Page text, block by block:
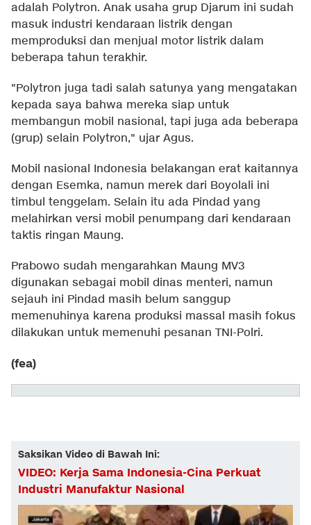
adalah Polytron. Anak usaha grup Djarum ini sudah
masuk industri kendaraan listrik dengan
memproduksi dan menjual motor listrik dalam
beberapa tahun terakhir.
"Polytron juga tadi salah satunya yang mengatakan
kepada saya bahwa mereka siap untuk
membangun mobil nasional, tapi juga ada beberapa
(grup) selain Polytron," ujar Agus.
Mobil nasional Indonesia belakangan erat kaitannya
dengan Esemka, namun merek dari Boyolali ini
timbul tenggelam. Selain itu ada Pindad yang
melahirkan versi mobil penumpang dari kendaraan
taktis ringan Maung.
Prabowo sudah mengarahkan Maung MV3
digunakan sebagai mobil dinas menteri, namun
sejauh ini Pindad masih belum sanggup
memenuhinya karena produksi massal masih fokus
dilakukan untuk memenuhi pesanan TNI-Polri.
(fea)
Saksikan Video di Bawah Ini:
VIDEO: Kerja Sama Indonesia-Cina Perkuat
Industri Manufaktur Nasional